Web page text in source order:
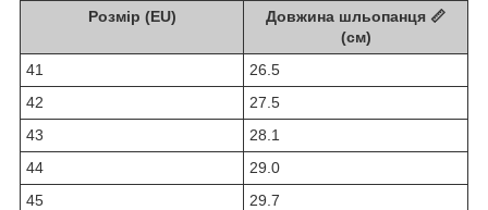
Розмір (EU)
Довжина шльопанця 📏
(см)
41
26.5
42
27.5
43
28.1
44
29.0
45
29.7